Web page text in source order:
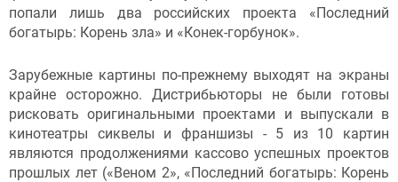
попали лишь два российских проекта «Последний
богатырь: Корень зла» и «Конек-горбунок».
Зарубежные картины по-прежнему выходят на экраны
крайне осторожно. Дистрибьюторы не были готовы
рисковать оригинальными проектами и выпускали в
кинотеатры сиквелы и франшизы - 5 из 10 картин
являются продолжениями кассово успешных проектов
прошлых лет («Веном 2», «Последний богатырь: Корень